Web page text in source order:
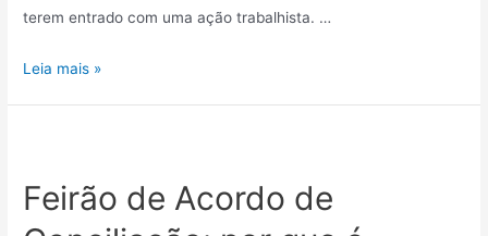
terem entrado com uma ação trabalhista. …
Leia mais »
Feirão de Acordo de